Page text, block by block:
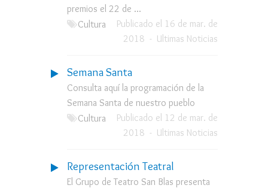
premios el 22 de ...
Cultura
Publicado el 16 de mar. de
2018 - Ultimas Noticias
Semana Santa
Consulta aquí la programación de la
Semana Santa de nuestro pueblo
Cultura
Publicado el 12 de mar. de
2018 - Ultimas Noticias
Representación Teatral
El Grupo de Teatro San Blas presenta